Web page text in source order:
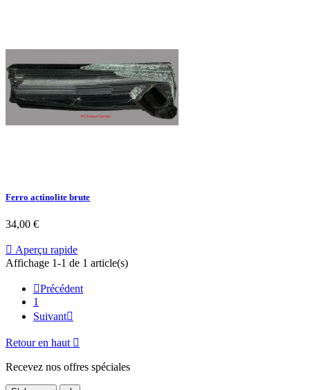
Ferro actinolite brute
34,00 €
 Aperçu rapide
Affichage 1-1 de 1 article(s)
Précédent
1
Suivant
Retour en haut 
Recevez nos offres spéciales